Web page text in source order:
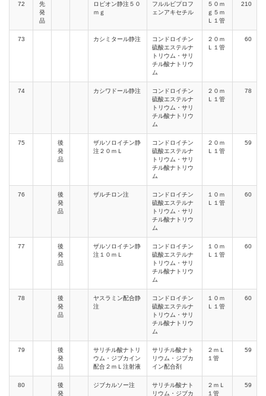
72
先
発
品
ロピオン静注５０
ｍｇ
フルルビプロフ
ェンアキセチル
５０ｍ
ｇ５ｍ
Ｌ１管
210
73 カシミタール静注
コンドロイチン
硫酸エステルナ
トリウム・サリ
チル酸ナトリウ
ム
２０ｍ
Ｌ１管
60
74 カシワドール静注
コンドロイチン
硫酸エステルナ
トリウム・サリ
チル酸ナトリウ
ム
２０ｍ
Ｌ１管
78
75
後
発
品
ザルソロイチン静
注２０ｍＬ
コンドロイチン
硫酸エステルナ
トリウム・サリ
チル酸ナトリウ
ム
２０ｍ
Ｌ１管
59
76
後
発
品
ザルチロン注
コンドロイチン
硫酸エステルナ
トリウム・サリ
チル酸ナトリウ
ム
１０ｍ
Ｌ１管
60
77
後
発
品
ザルソロイチン静
注１０ｍＬ
コンドロイチン
硫酸エステルナ
トリウム・サリ
チル酸ナトリウ
ム
１０ｍ
Ｌ１管
60
78
後
発
品
ヤスラミン配合静
注
コンドロイチン
硫酸エステルナ
トリウム・サリ
チル酸ナトリウ
ム
１０ｍ
Ｌ１管
60
79
後
発
品
サリチル酸ナトリ
ウム・ジブカイン
配合２ｍＬ注射液
サリチル酸ナト
リウム・ジブカ
イン配合剤
２ｍＬ
１管
59
80
後
発
ジブカルソー注
サリチル酸ナト
リウム・ジブカ
２ｍＬ
１管
59